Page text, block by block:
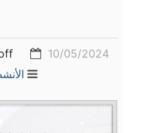
10/05/2024